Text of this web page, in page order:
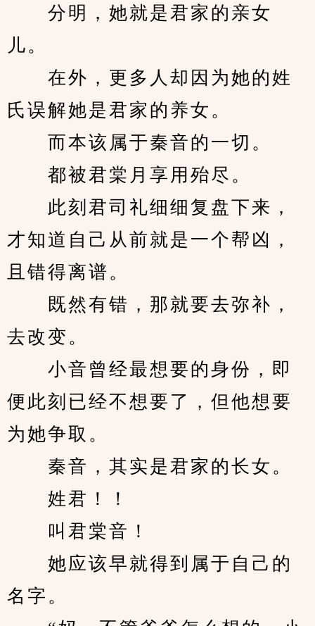
分明，她就是君家的亲女
儿。
在外，更多人却因为她的姓
氏误解她是君家的养女。
而本该属于秦音的一切。
都被君棠月享用殆尽。
此刻君司礼细细复盘下来，
才知道自己从前就是一个帮凶，
且错得离谱。
既然有错，那就要去弥补，
去改变。
小音曾经最想要的身份，即
便此刻已经不想要了，但他想要
为她争取。
秦音，其实是君家的长女。
姓君！！
叫君棠音！
她应该早就得到属于自己的
名字。